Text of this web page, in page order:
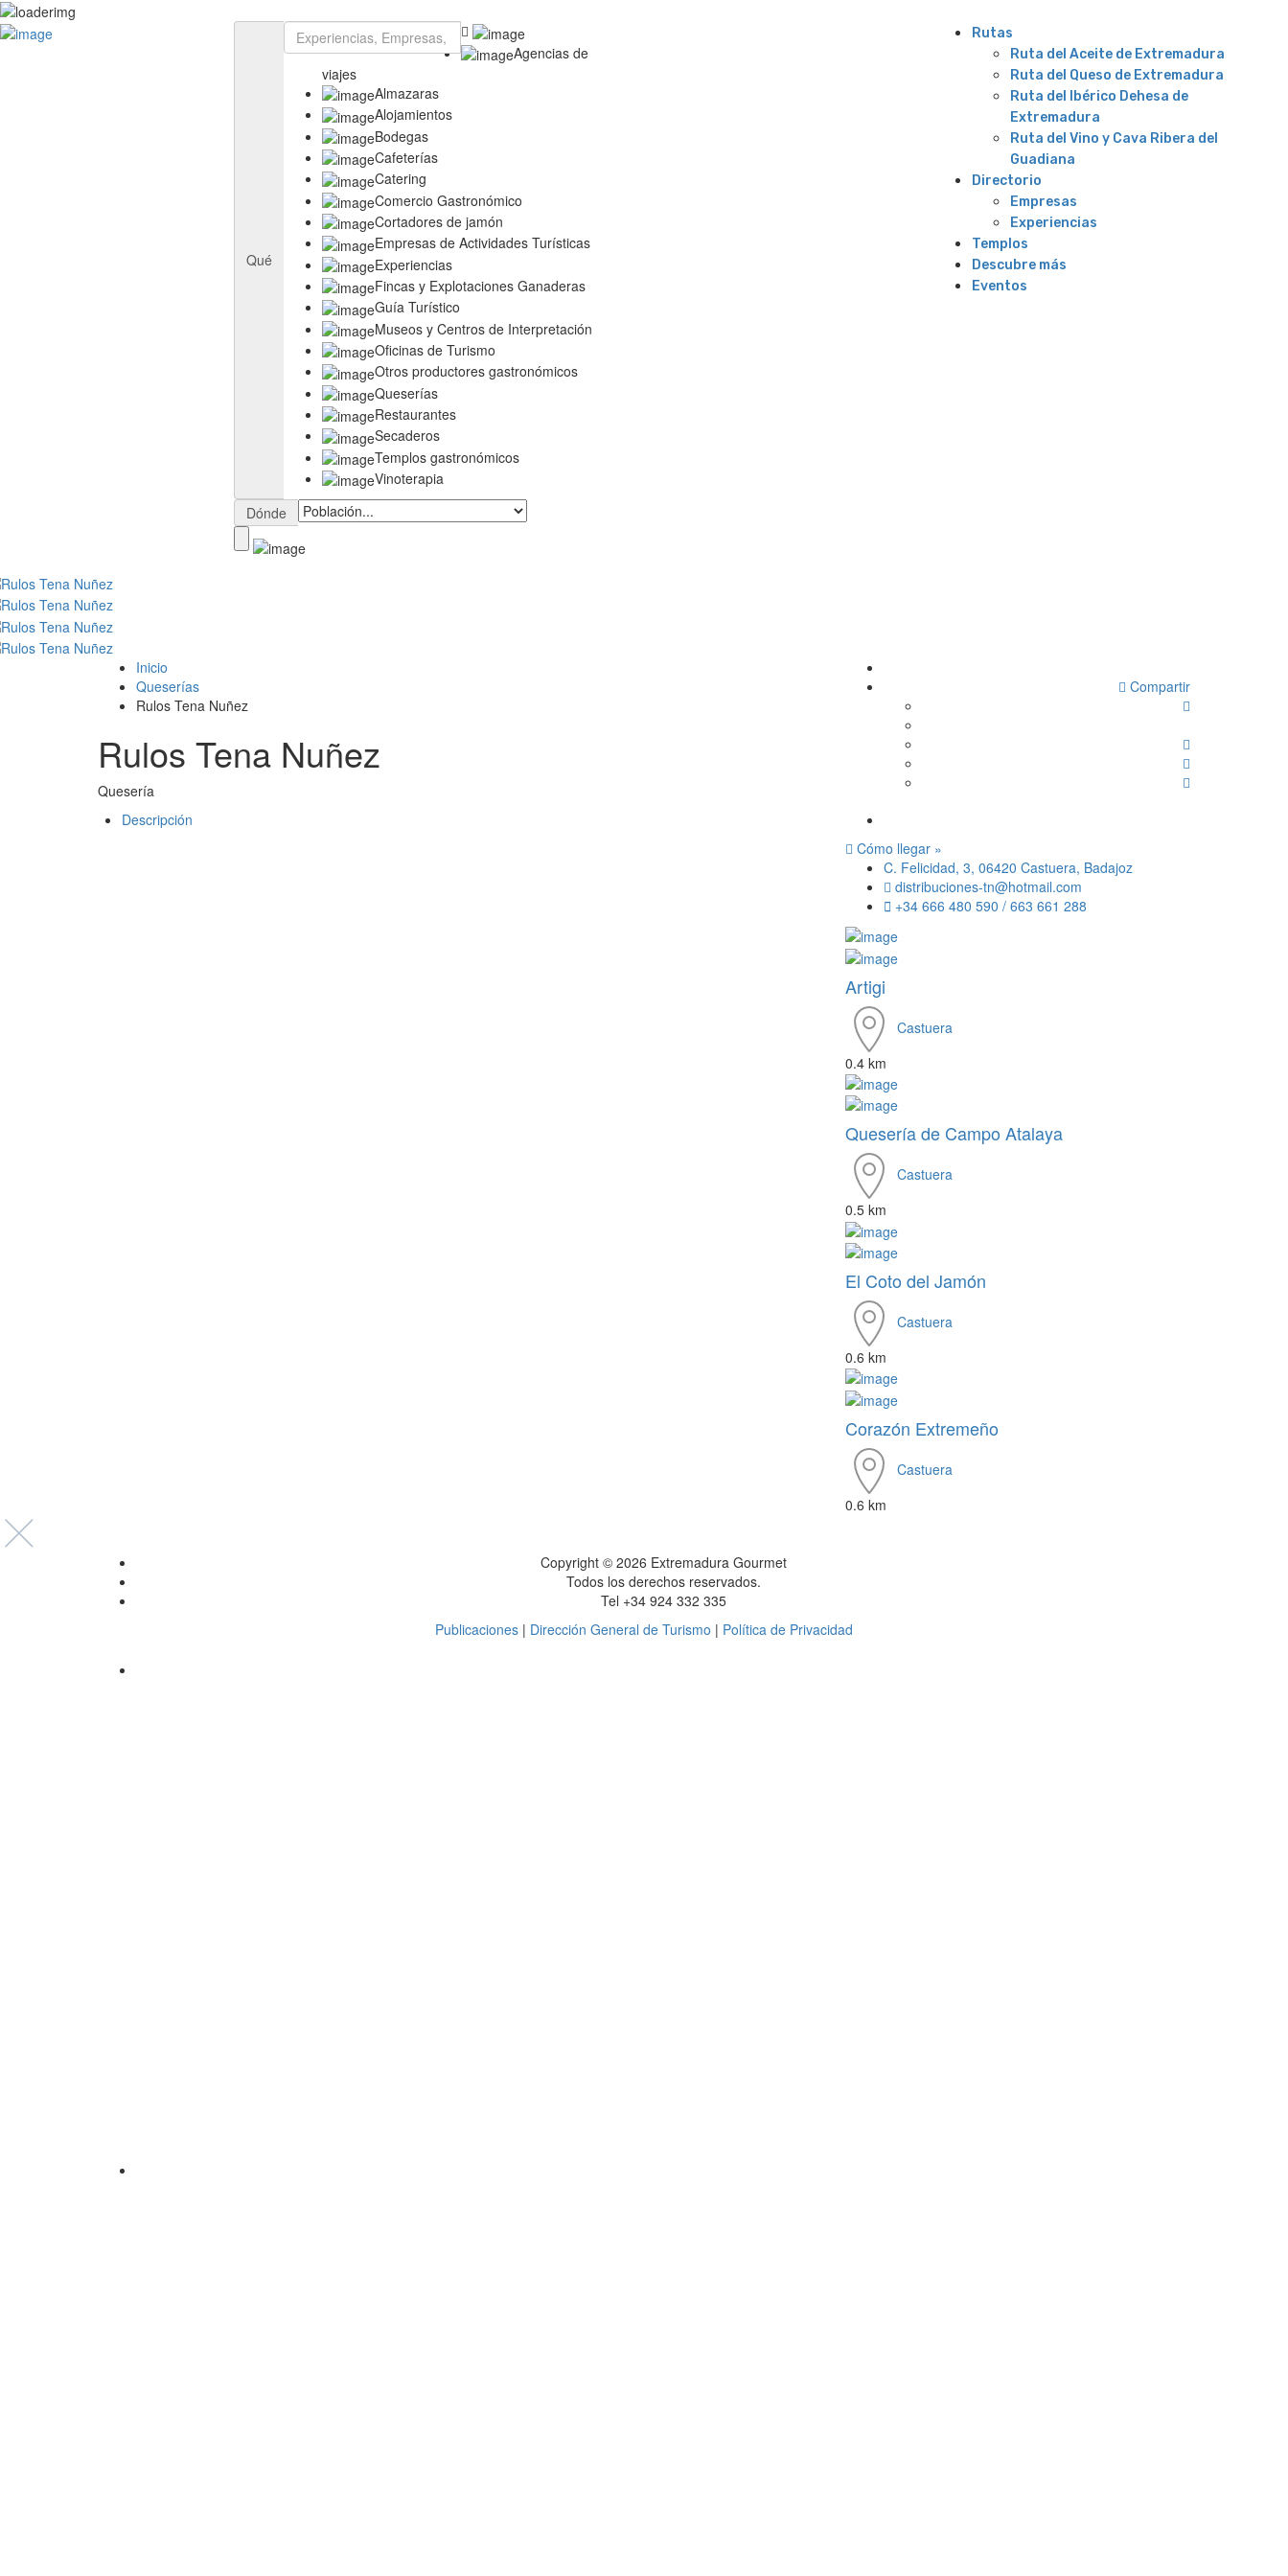
Rutas
Ruta del Aceite de Extremadura
Ruta del Ibérico Dehesa de Extremadura
Ruta del Vino y Cava Ribera del Guadiana
Qué
Agencias de
viajes
Almazaras
Alojamientos
Bodegas
Cafeterías
Catering
Comercio Gastronómico
Cortadores de jamón
Empresas de Actividades Turísticas
Experiencias
Fincas y Explotaciones Ganaderas
Guía Turístico
Museos y Centros de Interpretación
Oficinas de Turismo
Otros productores gastronómicos
Queserías
Restaurantes
Secaderos
Templos gastronómicos
Vinoterapia
Dónde
Rutas
Ruta del Aceite de Extremadura
Ruta del Queso de Extremadura
Ruta del Ibérico Dehesa de
Extremadura
Ruta del Vino y Cava Ribera del
Guadiana
Directorio
Empresas
Experiencias
Templos
Descubre más
Eventos
Inicio
Queserías
Rulos Tena Nuñez
Rulos Tena Nuñez
Quesería
Compartir
Descripción
Cómo llegar »
C. Felicidad, 3, 06420 Castuera, Badajoz
distribuciones-tn@hotmail.com
+34 666 480 590 / 663 661 288
Artigi
Castuera
0.4 km
Quesería de Campo Atalaya
Castuera
0.5 km
El Coto del Jamón
Castuera
0.6 km
Corazón Extremeño
Castuera
0.6 km
Copyright © 2026 Extremadura Gourmet
Todos los derechos reservados.
Tel +34 924 332 335
Publicaciones | Dirección General de Turismo | Política de Privacidad